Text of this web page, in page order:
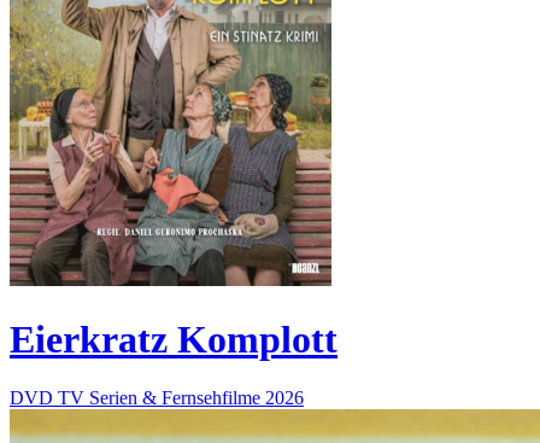
Eierkratz Komplott
DVD TV Serien & Fernsehfilme 2026